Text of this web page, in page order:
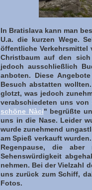
In Bratislava kann man
U.a. die kurzen Wege.
öffentliche Verkehrsmittel
Christbaum auf den
jedoch ausschließlich
anboten. Diese
Besuch abstatten
glotzt, was jedoch
verabschiedeten uns
schöne Nàci" begrüßte
uns in die Nase. Leider
wurde zunehmend
am Spieß verkauft
Regenpause, die
Sehenswürdigkeit
nehmen. Bei der Vielzahl
uns zurück zum Schiff,
Fotos.